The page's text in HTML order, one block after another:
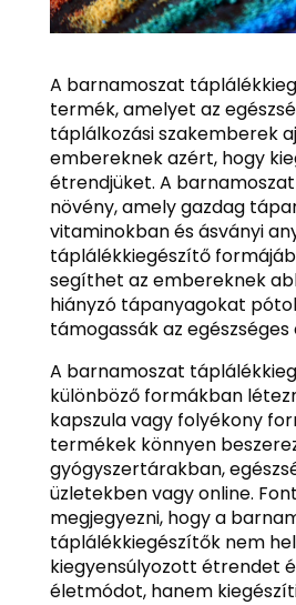
A barnamoszat
termék, amelyet az
táplálkozási szakemberek
embereknek azért, hogy
étrendjüket. A
növény, amely gazdag
vitaminokban és ásványi
táplálékkiegészítő
segíthet az embereknek
hiányzó tápanyagokat
támogassák az
A barnamoszat
különböző formákban
kapszula vagy folyékony
termékek könnyen
gyógyszertárakban,
üzletekben vagy online.
megjegyezni, hogy a
táplálékkiegészítők nem
kiegyensúlyozott étrendet
életmódot, hanem